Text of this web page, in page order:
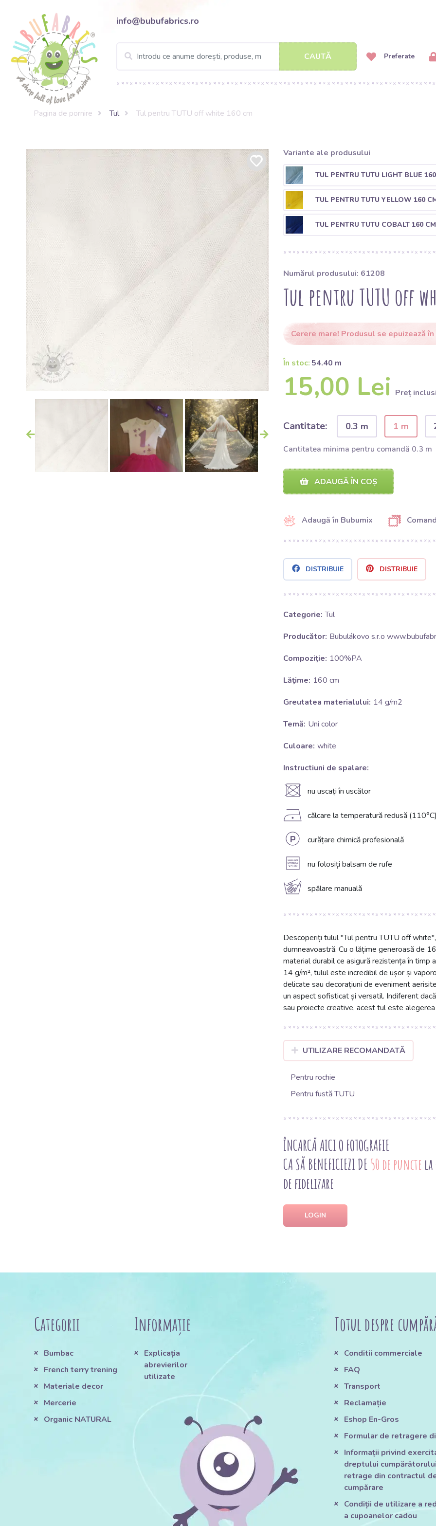
info@bubufabrics.ro
CAUTĂ Preferate
Pagina de pornire Tul Tul pentru TUTU off white 160 cm
Variante ale produsului
TUL PENTRU TUTU LIGHT BLUE
TUL PENTRU TUTU YELLOW 160
TUL PENTRU TUTU COBALT 160 CM
Numărul produsului: 61208
Tul pentru TUTU off
Cerere mare! Produsul se epuizează
În stoc: 54.40 m
15,00 Lei Preț
Cantitate: 0.3 m 1 m
Cantitatea minima pentru comandă 0.3 m
ADAUGĂ ÎN COȘ
Adaugă în Bubumix
DISTRIBUIE DISTRIBUIE
Categorie: Tul
Producător: Bubulákovo s.r.o
Compoziţie: 100%PA
Lăţime: 160 cm
Greutatea materialului: 14 g/m2
Temă: Uni color
Culoare: white
Instructiuni de spalare:
U nu uscați în uscător
D călcare la temperatură redusă
L curățare chimică profesională
A nu folosiți balsam de rufe
c spălare manuală
Descoperiți tulul "Tul pentru TUTU off
dumneavoastră. Cu o lățime generoasă de
material durabil ce asigură rezistența în
14 g/m², tulul este incredibil de ușor și
delicate sau decorațiuni de eveniment
un aspect sofisticat și versatil. Indiferent
sau proiecte creative, acest tul este
UTILIZARE RECOMANDATĂ
Pentru rochie
Pentru fustă TUTU
ÎNCARCĂ AICI O FOTOGRAFIE
CA SĂ BENEFICIEZI DE 50 de puncte
de fidelizare
LOGIN
Categorii
Bumbac
French terry trening
Materiale decor
Mercerie
Organic NATURAL
Informație
Explicația
abrevierilor
utilizate
Totul despre
Conditii commerciale
FAQ
Transport
Reclamație
Eshop En-Gros
Formular de retragere
Informații privind
dreptului
retrage din contractul
cumpărare
Condiții de utilizare a
a cupoanelor cadou